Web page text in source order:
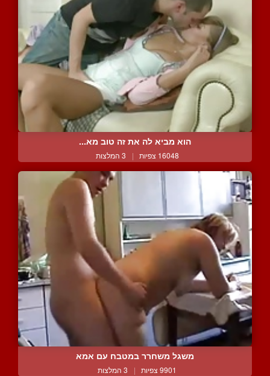
הוא מביא לה את זה טוב מא...
16048 צפיות | 3 המלצות
משגל משחרר במטבח עם אמא
9901 צפיות | 3 המלצות